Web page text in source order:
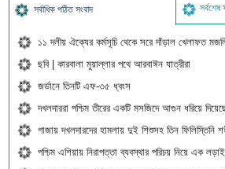
সর্বাধিক পঠিত সংবাদ সর্বশেষ
১১ দলীয় ঐক্যের কর্মসূচি থেকে সরে দাঁড়াল খেলাফত
ছবি | কারবালা মুয়াল্লার পথে আরবাঈন যাত্রীরা
জর্ডানে তিনটি এফ-৩৫ ধ্বংস
দখলদাররা পশ্চিম তীরের একটি মসজিদে আগুন ধরিয়ে
গাজায় দখলদারদের হামলায় দুই শিশুসহ তিন ফিলিস্তিনি
পশ্চিম এশিয়ায় নিরাপত্তা ব্যবস্থার পরিচয় নিয়ে এক লড়াই